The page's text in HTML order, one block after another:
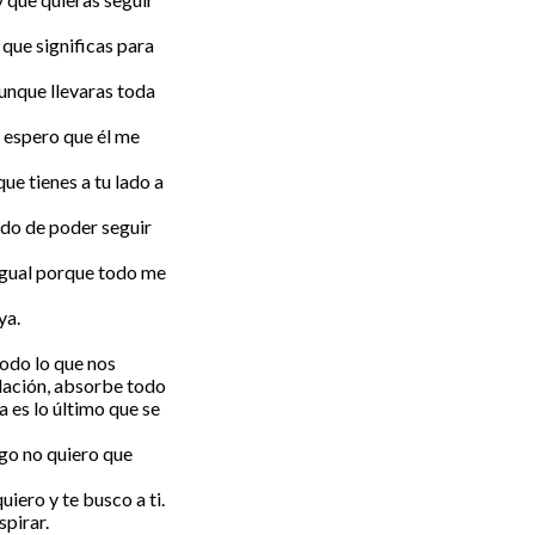
significas para
llevaras toda
que él me
tienes a tu lado a
de poder seguir
porque todo me
lo que nos
absorbe todo
es lo último que se
no quiero que
y te busco a ti.